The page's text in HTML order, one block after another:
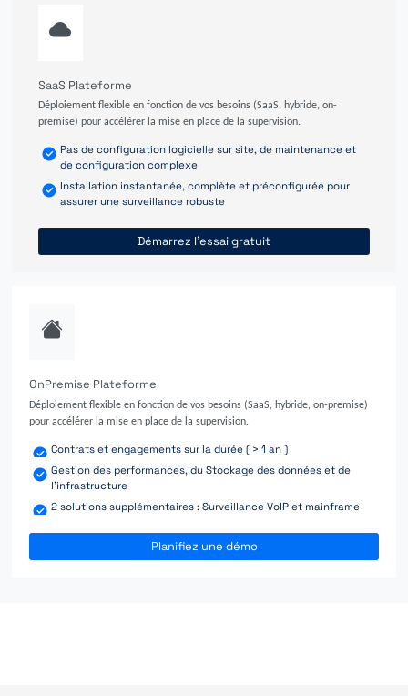
SaaS Plateforme
Déploiement flexible en fonction de vos besoins (SaaS, hybride, on-
premise) pour accélérer la mise en place de la supervision.
Pas de configuration logicielle sur site, de maintenance et
de configuration complexe
Installation instantanée, complète et préconfigurée pour
assurer une surveillance robuste
Démarrez l'essai gratuit
OnPremise Plateforme
Déploiement flexible en fonction de vos besoins (SaaS, hybride, on-premise)
pour accélérer la mise en place de la supervision.
Contrats et engagements sur la durée ( > 1 an )
Gestion des performances, du Stockage des données et de
l'infrastructure
2 solutions supplémentaires : Surveillance VoIP et mainframe
Planifiez une démo